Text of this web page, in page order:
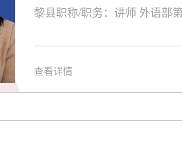
黎县职称/职务：讲师 外语部
今 沈阳药科大学外语部 教师
至今 沈阳理工大学外国语学
查看详情